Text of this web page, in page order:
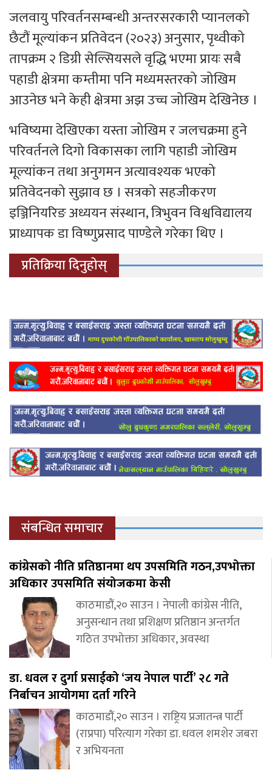
जलवायु परिवर्तनसम्बन्धी अन्तरसरकारी प्यानलको
छैटौं मूल्यांकन प्रतिवेदन (२०२३) अनुसार, पृथ्वीको
तापक्रम २ डिग्री सेल्सियसले वृद्धि भएमा प्रायः सबै
पहाडी क्षेत्रमा कम्तीमा पनि मध्यमस्तरको जोखिम
आउनेछ भने केही क्षेत्रमा अझ उच्च जोखिम देखिनेछ ।
भविष्यमा देखिएका यस्ता जोखिम र जलचक्रमा हुने
परिवर्तनले दिगो विकासका लागि पहाडी जोखिम
मूल्यांकन तथा अनुगमन अत्यावश्यक भएको
प्रतिवेदनको सुझाव छ । सत्रको सहजीकरण
इञ्जिनियरिङ अध्ययन संस्थान, त्रिभुवन विश्वविद्यालय
प्राध्यापक डा विष्णुप्रसाद पाण्डेले गरेका थिए ।
प्रतिक्रिया दिनुहोस्
संबन्धित समाचार
कांग्रेसको नीति प्रतिष्ठानमा थप उपसमिति गठन,उपभोक्ता
अधिकार उपसमिति संयोजकमा केसी
काठमाडौं,२० साउन । नेपाली कांग्रेस नीति,
अनुसन्धान तथा प्रशिक्षण प्रतिष्ठान अन्तर्गत
गठित उपभोक्ता अधिकार, अवस्था
डा. धवल र दुर्गा प्रसाईको ‘जय नेपाल पार्टी’ २८ गते
निर्बाचन आयोगमा दर्ता गरिने
काठमाडौं,२० साउन । राष्ट्रिय प्रजातन्त्र पार्टी
(राप्रपा) परित्याग गरेका डा. धवल शमशेर जबरा
र अभियनता